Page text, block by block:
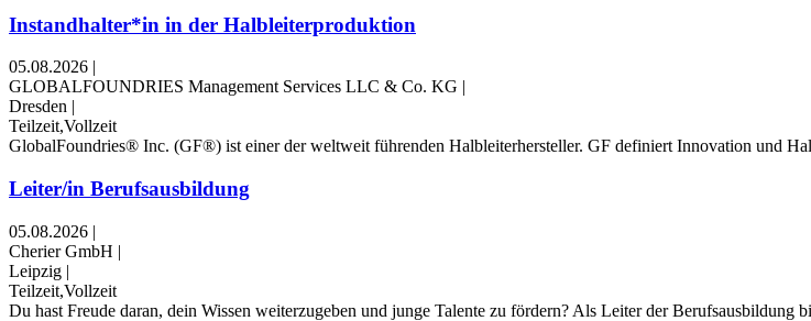
Instandhalter*in in der Halbleiterproduktion
05.08.2026 |
GLOBALFOUNDRIES Management Services LLC & Co. KG |
Dresden |
Teilzeit,Vollzeit
GlobalFoundries® Inc. (GF®) ist einer der weltweit führenden Halbleiterhersteller. GF definiert Innovation und
Leiter/in Berufsausbildung
05.08.2026 |
Cherier GmbH |
Leipzig |
Teilzeit,Vollzeit
Du hast Freude daran, dein Wissen weiterzugeben und junge Talente zu fördern? Als Leiter der